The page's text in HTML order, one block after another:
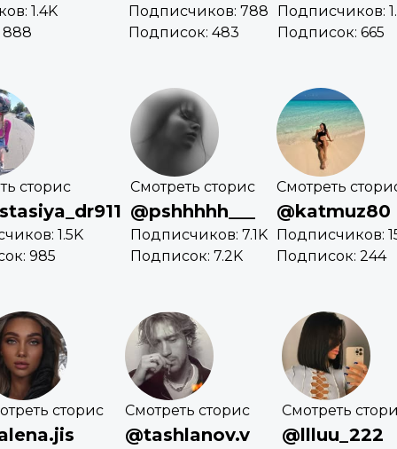
1.4K
Подписчиков: 788
Подписок: 483
Подписчиков:
Подписок: 665
сторис
1.5K
985
Смотреть сторис
@pshhhhh___
Подписчиков: 7.1K
Подписок: 7.2K
Смотреть
@katmuz80
Подписчиков:
Подписок: 244
сторис Смотреть сторис
@tashlanov.v
Смотреть
@llluu_222